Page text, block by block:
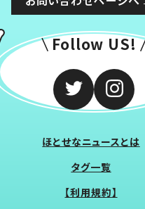
Follow US!
ほとせなニュースとは
タグ一覧
【利用規約】